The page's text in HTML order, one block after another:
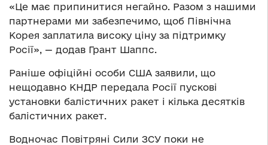
«Це має припинитися негайно. Разом з нашими
партнерами ми забезпечимо, щоб Північна
Корея заплатила високу ціну за підтримку
Росії», — додав Грант Шаппс.
Раніше офіційні особи США заявили, що
нещодавно КНДР передала Росії пускові
установки балістичних ракет і кілька десятків
балістичних ракет.
Водночас Повітряні Сили ЗСУ поки не